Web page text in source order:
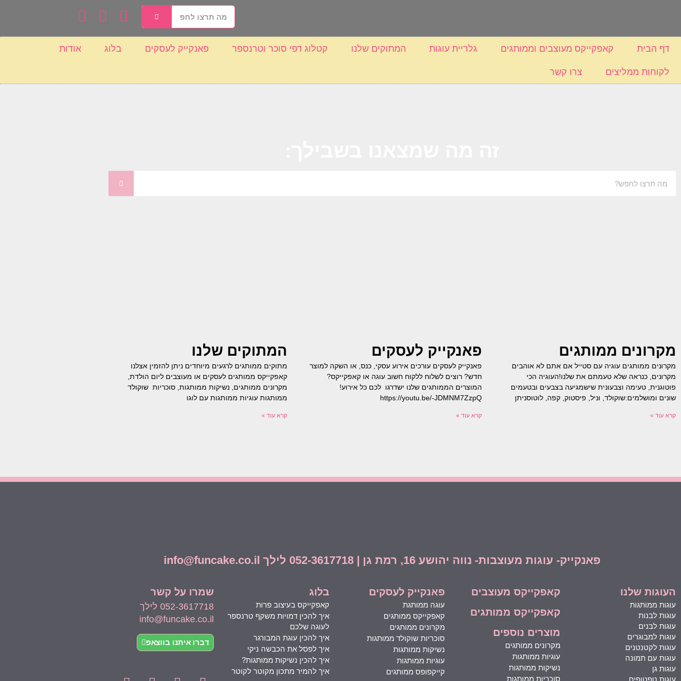
דף הבית קאפקייקס מעוצבים וממותגים גלריית עוגות המתוקים שלנו קטלוג דפי סוכר וטרנספר פאנקייק לעסקים בלוג אודות
לקוחות ממליצים צרו קשר
מקרונים ממותגים
מקרונים ממותגים עוגיה עם סטייל אם אתם לא אוהבים
‬שונים‭ ‬ומושלמים‭:‬שוקולד, וניל, פיסטוק, קפה, לוטוסניתן‭
קרא עוד »
פאנקייק לעסקים
פאנקייק לעסקים עורכים אירוע עסקי, כנס, או השקה למוצר
חדש? רוצים לשלוח ללקוח חשוב עוגה או קאפקייקס?
המוצרים הממותגים שלנו ישדרגו לכם כל אירוע!
https://youtu.be/-JDMNM7ZzpQ
קרא עוד »
המתוקים שלנו
מתוקים ממותגים לרגעים מיוחדים ניתן להזמין אצלנו
קאפקייקס ממותגים לעסקים או מעוצבים ליום הולדת,
מקרונים ממותגים, נשיקות ממותגות, סוכריות שוקולד
ממותגות עוגיות ממותגות עם לוגו
קרא עוד »
פאנקייק- עוגות מעוצבות- נווה יהושע 16, רמת גן | 052-3617718 לילך info@funcake.co.il
העוגות שלנו
עוגות ממותגות
עוגות לבנות
עוגות לבנים
עוגות למבוגרים
עוגות לקטנטנים
עוגות עם תמונה
עוגות גן
קאפקייקס מעוצבים
קאפקייקס ממותגים
מוצרים נוספים
מקרונים ממותגים
עוגיות ממותגות
נשיקות ממותגות
סוכריות ממותגות
פאנקייק לעסקים
עוגה ממותגת
קאפקייקס ממותגים
מקרונים ממותגים
סוכריות שוקולד ממותגות
נשיקות ממותגות
עוגיות ממותגות
קייקפופס ממותגים
בלוג
קאפקייקס בעיצוב פרות
איך להכין דמויות משקף טרנספר
לעוגה שלכם
איך להכין עוגת המבורגר
איך לפסל את הכבשה ניקי
איך להכין נשיקות ממותגות?
איך להמיר מתכון מקוטר לקוטר
שמרו על קשר
052-3617718 לילך
info@funcake.co.il
דברו איתנו בווצאפ